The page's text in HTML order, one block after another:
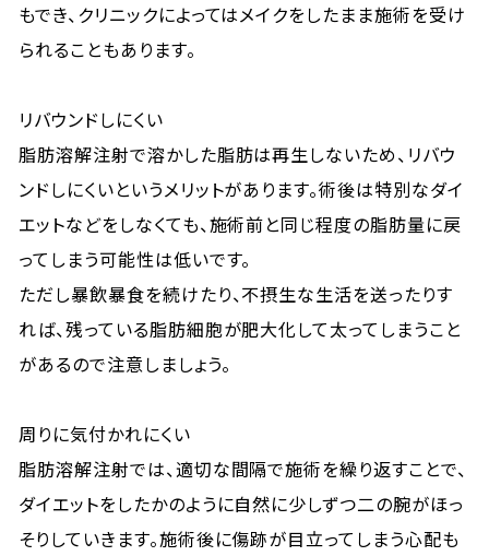
もでき、クリニックによってはメイクをしたまま施術を受け
られることもあります。
リバウンドしにくい
脂肪溶解注射で溶かした脂肪は再生しないため、リバウ
ンドしにくいというメリットがあります。術後は特別なダイ
エットなどをしなくても、施術前と同じ程度の脂肪量に戻
ってしまう可能性は低いです。
ただし暴飲暴食を続けたり、不摂生な生活を送ったりす
れば、残っている脂肪細胞が肥大化して太ってしまうこと
があるので注意しましょう。
周りに気付かれにくい
脂肪溶解注射では、適切な間隔で施術を繰り返すことで、
ダイエットをしたかのように自然に少しずつ二の腕がほっ
そりしていきます。施術後に傷跡が目立ってしまう心配も